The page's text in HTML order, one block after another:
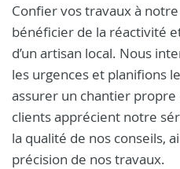
Confier vos travaux à
bénéficier de la réactivité
d’un artisan local. Nous
les urgences et planifions
assurer un chantier
clients apprécient notre
la qualité de nos conseils,
précision de nos travaux.